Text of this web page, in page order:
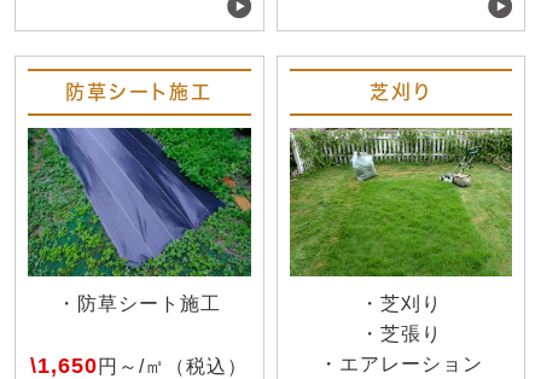
防草シート施工
・防草シート施工
\1,650円～/㎡（税込）
芝刈り
・芝刈り
・芝張り
・エアレーション